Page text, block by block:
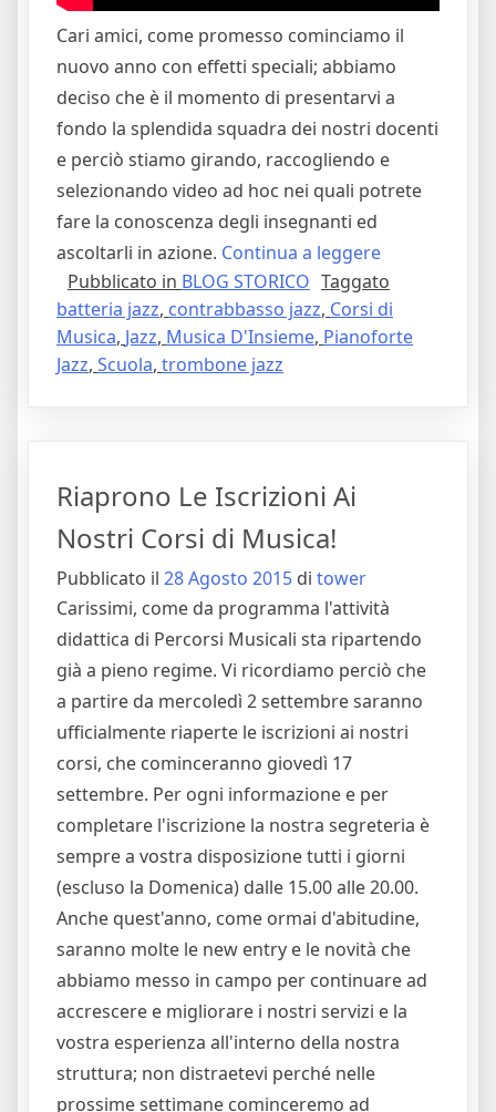
Cari amici, come promesso cominciamo il
nuovo anno con effetti speciali; abbiamo
deciso che è il momento di presentarvi a
fondo la splendida squadra dei nostri docenti
e perciò stiamo girando, raccogliendo e
selezionando video ad hoc nei quali potrete
fare la conoscenza degli insegnanti ed
ascoltarli in azione. Continua a leggere"Due
Chiacchiere
Coi
Nostri
Pubblicato in BLOG STORICO Taggato
batteria jazz, contrabbasso jazz, Corsi di
Musica, Jazz, Musica D'Insieme, Pianoforte
Jazz, Scuola, trombone jazz
Riaprono Le Iscrizioni Ai
Nostri Corsi di Musica!
Pubblicato il 28 Agosto 2015 di tower
Carissimi, come da programma l'attività
didattica di Percorsi Musicali sta ripartendo
già a pieno regime. Vi ricordiamo perciò che
a partire da mercoledì 2 settembre saranno
ufficialmente riaperte le iscrizioni ai nostri
corsi, che cominceranno giovedì 17
settembre. Per ogni informazione e per
completare l'iscrizione la nostra segreteria è
sempre a vostra disposizione tutti i giorni
(escluso la Domenica) dalle 15.00 alle 20.00.
Anche quest'anno, come ormai d'abitudine,
saranno molte le new entry e le novità che
abbiamo messo in campo per continuare ad
accrescere e migliorare i nostri servizi e la
vostra esperienza all'interno della nostra
struttura; non distraetevi perché nelle
prossime settimane cominceremo ad